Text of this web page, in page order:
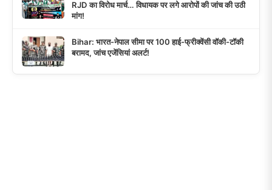
RJD का विरोध मार्च… विधायक पर लगे आरोपों की जांच की उठी
मांग!
Bihar: भारत-नेपाल सीमा पर 100 हाई-फ्रीक्वेंसी वॉकी-टॉकी
बरामद, जांच एजेंसियां अलर्ट!